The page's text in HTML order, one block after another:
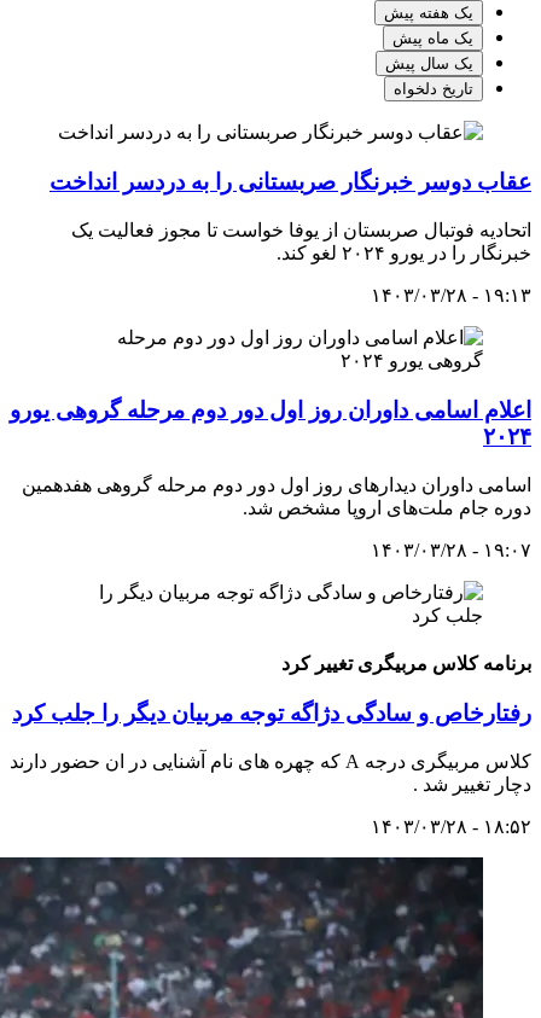
یک هفته پیش
یک ماه پیش
یک سال پیش
تاریخ دلخواه
عقاب دوسر خبرنگار صربستانی را به دردسر انداخت
اتحادیه فوتبال صربستان از یوفا خواست تا مجوز فعالیت یک
خبرنگار را در یورو ۲۰۲۴ لغو کند.
۱۹:۱۳ - ۱۴۰۳/۰۳/۲۸
اعلام اسامی داوران روز اول دور دوم مرحله گروهی یورو
۲۰۲۴
اسامی داوران دیدارهای روز اول دور دوم مرحله گروهی هفدهمین
دوره جام ملت‌های اروپا مشخص شد.
۱۹:۰۷ - ۱۴۰۳/۰۳/۲۸
برنامه کلاس مربیگری تغییر کرد
رفتارخاص و سادگی دژاگه توجه مربیان دیگر را جلب کرد
کلاس مربیگری درجه A که چهره های نام آشنایی در ان حضور دارند
دچار تغییر شد .
۱۸:۵۲ - ۱۴۰۳/۰۳/۲۸